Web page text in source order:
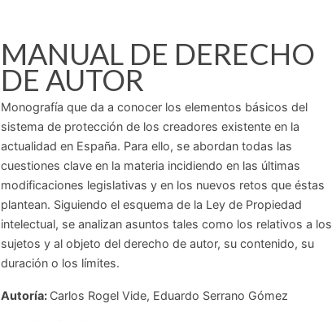
MANUAL DE DERECHO
DE AUTOR
Monografía que da a conocer los elementos básicos del
sistema de protección de los creadores existente en la
actualidad en España. Para ello, se abordan todas las
cuestiones clave en la materia incidiendo en las últimas
modificaciones legislativas y en los nuevos retos que éstas
plantean. Siguiendo el esquema de la Ley de Propiedad
intelectual, se analizan asuntos tales como los relativos a los
sujetos y al objeto del derecho de autor, su contenido, su
duración o los límites.
Autoría: Carlos Rogel Vide, Eduardo Serrano Gómez